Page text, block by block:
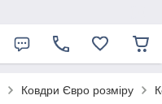
Ковдри Євро розміру